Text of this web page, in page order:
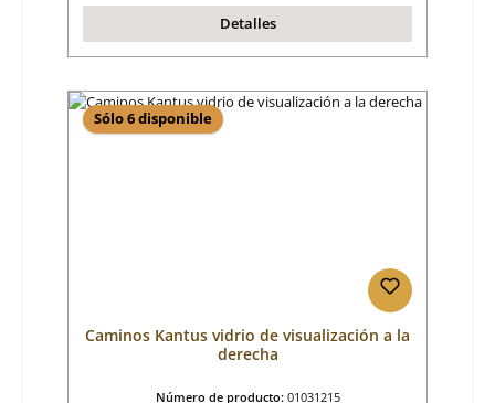
Detalles
Sólo 6 disponible
Caminos Kantus vidrio de visualización a la
derecha
Número de producto: 01031215